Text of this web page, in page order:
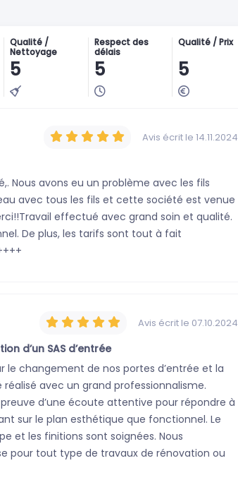
Qualité /
Nettoyage
5
Respect des
délais
5
Qualité / Prix
5
Avis écrit le 14.11.2024
Nous avons eu un problème avec les fils
avec tous les fils et cette société est venue
effectué avec grand soin et qualité.
De plus, les tarifs sont tout à fait
Avis écrit le 07.10.2024
d’un SAS d’entrée
changement de nos portes d’entrée et la
réalisé avec un grand professionnalisme.
d’une écoute attentive pour répondre à
sur le plan esthétique que fonctionnel. Le
et les finitions sont soignées. Nous
pour tout type de travaux de rénovation ou